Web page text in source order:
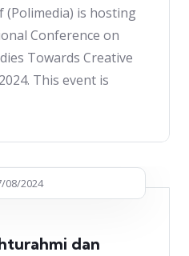
(Polimedia) is hosting
Conference on
Towards Creative
This event is
08/2024
dan